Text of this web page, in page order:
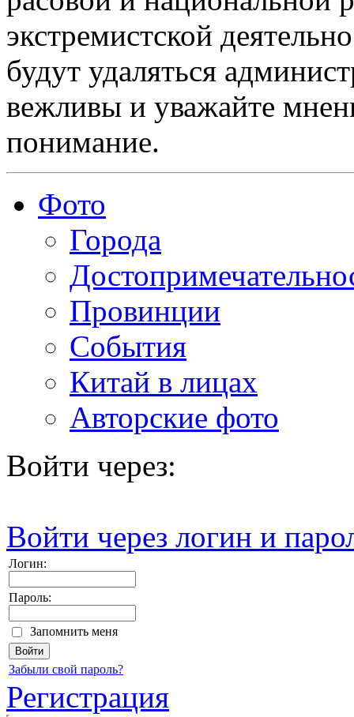
экстремистской
будут удаляться
вежливы и уважайте
понимание.
Фото
Города
Провинции
События
Китай в лицах
Авторские фото
Войти через:
Войти через логин и
Логин:
Пароль:
Запомнить меня
Забыли свой пароль?
Регистрация